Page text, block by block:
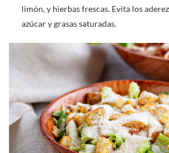
limón, y hierbas frescas. Evita los
azúcar y grasas saturadas.